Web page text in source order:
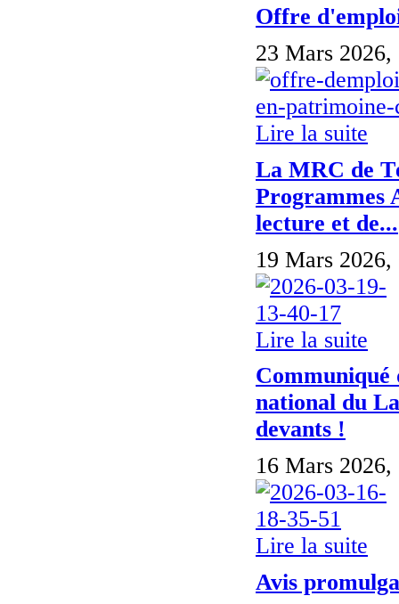
Offre
23 Mars 2026,
Lire la suite
La MRC de
Programmes
lecture et de...
19 Mars 2026,
Lire la suite
Communiqué
national du
devants !
16 Mars 2026,
Lire la suite
Avis